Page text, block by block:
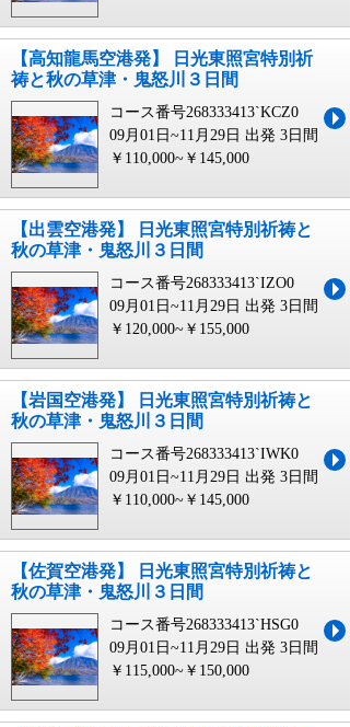
【高知龍馬空港発】 日光東照宮特別祈
祷と秋の草津・鬼怒川３日間
コース番号268333413`KCZ0
09月01日~11月29日 出発 3日間
￥110,000~￥145,000
【出雲空港発】 日光東照宮特別祈祷と
秋の草津・鬼怒川３日間
コース番号268333413`IZO0
09月01日~11月29日 出発 3日間
￥120,000~￥155,000
【岩国空港発】 日光東照宮特別祈祷と
秋の草津・鬼怒川３日間
コース番号268333413`IWK0
09月01日~11月29日 出発 3日間
￥110,000~￥145,000
【佐賀空港発】 日光東照宮特別祈祷と
秋の草津・鬼怒川３日間
コース番号268333413`HSG0
09月01日~11月29日 出発 3日間
￥115,000~￥150,000